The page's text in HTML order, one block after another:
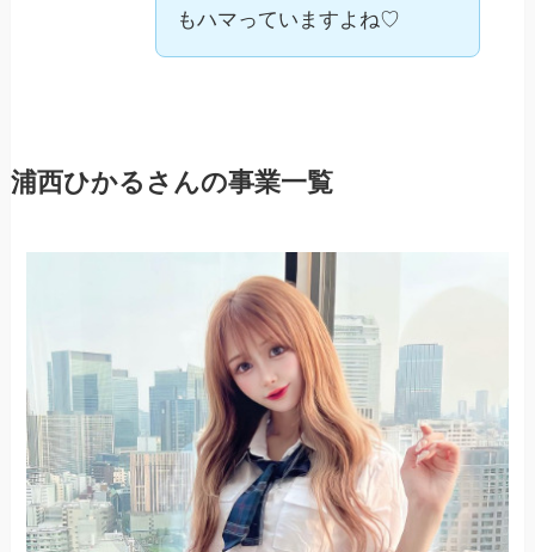
もハマっていますよね♡
浦西ひかるさんの事業一覧